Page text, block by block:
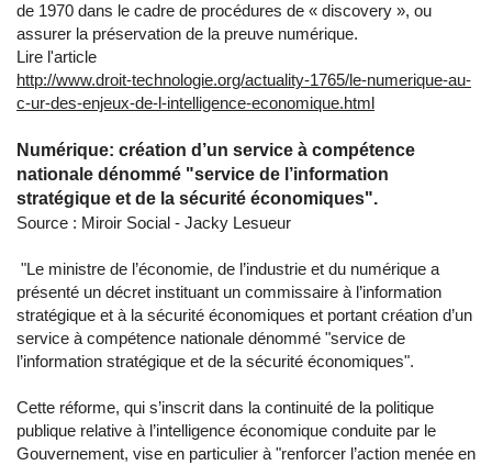
de 1970 dans le cadre de procédures de « discovery », ou
assurer la préservation de la preuve numérique.
Lire l'article
http://www.droit-technologie.org/actuality-1765/le-numerique-au-
c-ur-des-enjeux-de-l-intelligence-economique.html
Numérique: création d’un service à compétence
nationale dénommé "service de l’information
stratégique et de la sécurité économiques".
Source : Miroir Social - Jacky Lesueur
"Le ministre de l’économie, de l’industrie et du numérique a
présenté un décret instituant un commissaire à l’information
stratégique et à la sécurité économiques et portant création d’un
service à compétence nationale dénommé "service de
l’information stratégique et de la sécurité économiques".
Cette réforme, qui s’inscrit dans la continuité de la politique
publique relative à l’intelligence économique conduite par le
Gouvernement, vise en particulier à "renforcer l’action menée en